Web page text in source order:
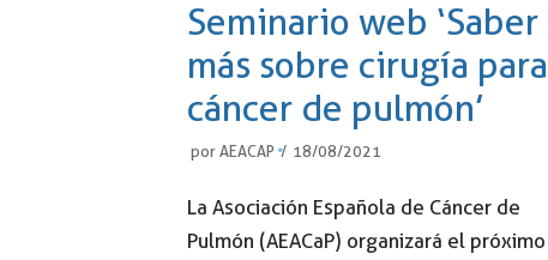
Seminario web ‘Saber
más sobre cirugía para
cáncer de pulmón’
por AEACAP 18/08/2021
La Asociación Española de Cáncer de
Pulmón (AEACaP) organizará el próximo